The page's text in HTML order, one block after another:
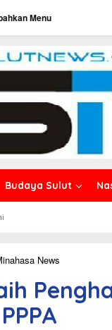
Menu
Budaya Sulut
News
n
a